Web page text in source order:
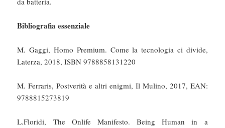
Bibliografia essenziale
M. Gaggi, Homo Premium. Come la tecnologia ci divide,
Laterza, 2018, ISBN 9788858131220
M. Ferraris, Postverità e altri enigmi, Il Mulino, 2017, EAN:
9788815273819
L.Floridi, The Onlife Manifesto. Being Human in a